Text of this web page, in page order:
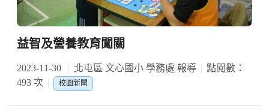
益智及營養教育闖關
2023-11-30 北屯區 文心國小 學務處 報導
點閱數：
493 次
校園新聞